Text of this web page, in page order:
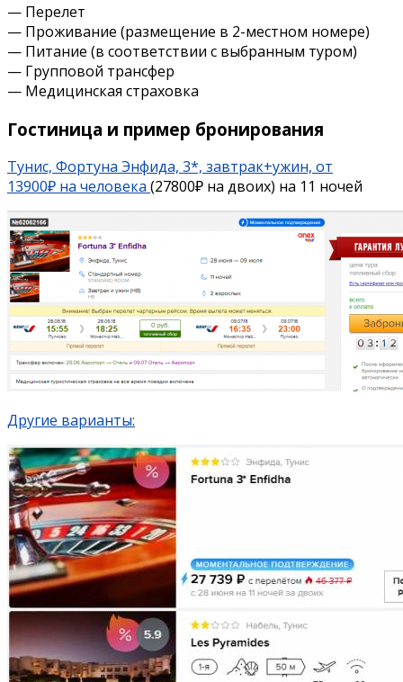
— Перелет
— Проживание (размещение в 2-местном номере)
— Питание (в соответствии с выбранным туром)
— Групповой трансфер
— Медицинская страховка
Гостиница и пример бронирования
Тунис, Фортуна Энфида, 3*, завтрак+ужин, от
13900₽ на человека (27800₽ на двоих) на 11 ночей
Другие варианты: